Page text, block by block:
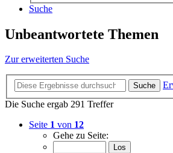
Suche
Unbeantwortete Themen
Zur erweiterten Suche
Suche
Die Suche ergab 291 Treffer
Seite 1 von 12
Gehe zu Seite: